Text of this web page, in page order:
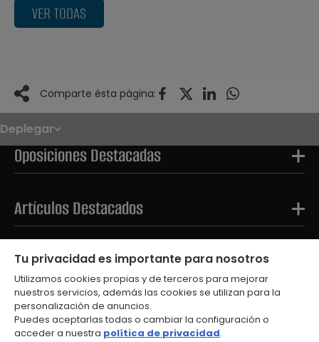
VER TODAS
Comparte ésta página:
Deplegar
Noticias
Oposiciones
Convocatorias
Paso paso
OPE 2026
Oposiciones Destacadas
Artículos Destacados
Tests Destacados
Tu privacidad es importante para nosotros
Utilizamos cookies propias y de terceros para mejorar
nuestros servicios, además las cookies se utilizan para la
personalización de anuncios.
Puedes aceptarlas todas o cambiar la configuración o
acceder a nuestra política de privacidad.